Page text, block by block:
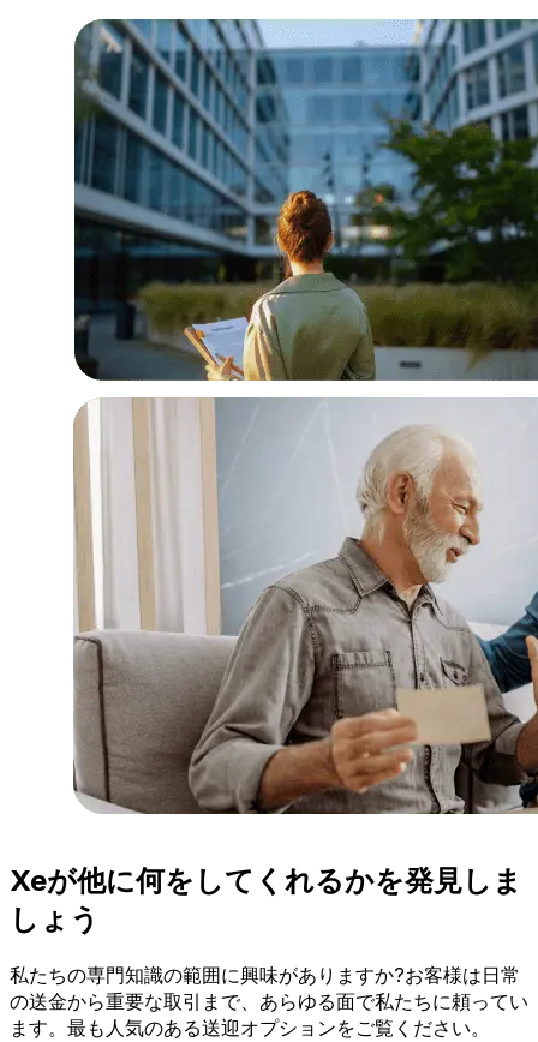
Xeが他に何をしてくれるかを発見しま
しょう
私たちの専門知識の範囲に興味がありますか?お客様は日常
の送金から重要な取引まで、あらゆる面で私たちに頼ってい
ます。最も人気のある送迎オプションをご覧ください。